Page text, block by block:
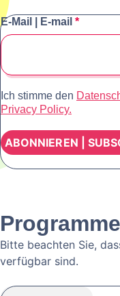
E-Mail | E-mail *
Ich stimme den
Privacy Policy.
Bitte beachten Sie,
verfügbar sind.